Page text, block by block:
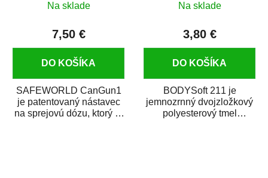
Na sklade
7,50 €
DO KOŠÍKA
SAFEWORLD CanGun1
je patentovaný nástavec
na sprejovú dózu, ktorý ju
Na sklade
3,80 €
DO KOŠÍKA
BODYSoft 211 je
jemnozrnný dvojzložkový
polyesterový tmel